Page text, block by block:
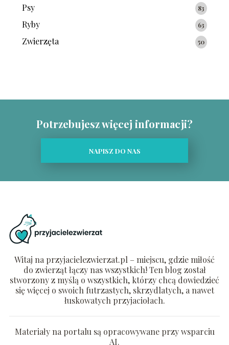
Psy 83
Ryby 63
Zwierzęta 50
Potrzebujesz więcej informacji?
NAPISZ DO NAS
Witaj na przyjacielezwierzat.pl – miejscu, gdzie miłość
do zwierząt łączy nas wszystkich! Ten blog został
stworzony z myślą o wszystkich, którzy chcą dowiedzieć
się więcej o swoich futrzastych, skrzydlatych, a nawet
łuskowatych przyjaciołach.
Materiały na portalu są opracowywane przy wsparciu
AI.